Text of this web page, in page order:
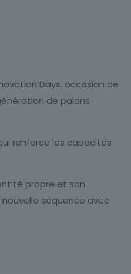
Days, occasion de
de palans
renforce les capacités
propre et son
séquence avec